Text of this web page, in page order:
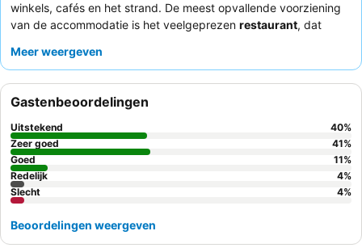
winkels, cafés en het strand. De meest opvallende voorziening
van de accommodatie is het veelgeprezen restaurant, dat
menu. Gasten prijzen steevast het
rustiger verblijf kunt u overwegen een kamer met uitzicht op de
tuin aan te vragen.
Meer weergeven
Gastenbeoordelingen
Uitstekend 40%
Zeer goed
41%
Goed
11%
Redelijk
4%
Slecht
4%
Beoordelingen weergeven